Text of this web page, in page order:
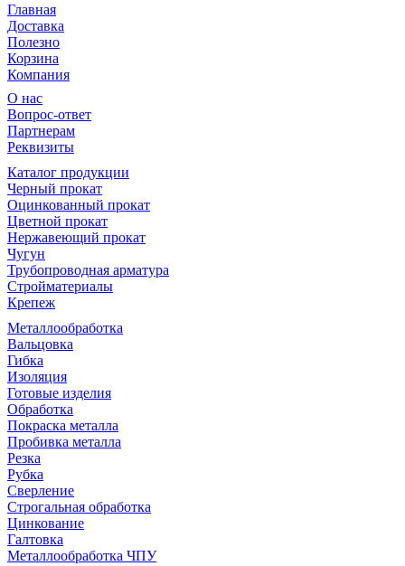
Главная
Доставка
Полезно
Корзина
Компания
О нас
Вопрос-ответ
Партнерам
Реквизиты
Каталог продукции
Черный прокат
Оцинкованный прокат
Цветной прокат
Нержавеющий прокат
Чугун
Трубопроводная арматура
Стройматериалы
Крепеж
Металлообработка
Вальцовка
Гибка
Изоляция
Готовые изделия
Обработка
Покраска металла
Пробивка металла
Резка
Рубка
Сверление
Строгальная обработка
Цинкование
Галтовка
Металлообработка ЧПУ